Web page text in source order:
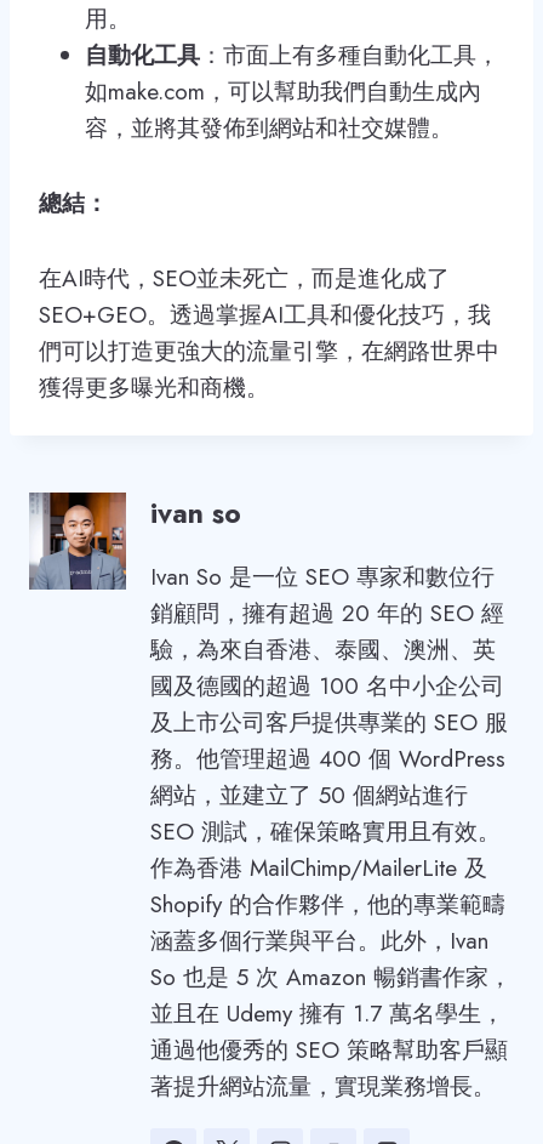
用。
自動化工具 ：市面上有多種自動化工具，
如make.com，可以幫助我們自動生成內
容，並將其發佈到網站和社交媒體。
總結：
在AI時代，SEO並未死亡，而是進化成了
SEO+GEO。透過掌握AI工具和優化技巧，我
們可以打造更強大的流量引擎，在網路世界中
獲得更多曝光和商機。
ivan so
Ivan So 是一位 SEO 專家和數位行
銷顧問，擁有超過 20 年的 SEO 經
驗，為來自香港、泰國、澳洲、英
國及德國的超過 100 名中小企公司
及上市公司客戶提供專業的 SEO 服
務。他管理超過 400 個 WordPress
網站，並建立了 50 個網站進行
SEO 測試，確保策略實用且有效。
作為香港 MailChimp/MailerLite 及
Shopify 的合作夥伴，他的專業範疇
涵蓋多個行業與平台。此外，Ivan
So 也是 5 次 Amazon 暢銷書作家，
並且在 Udemy 擁有 1.7 萬名學生，
通過他優秀的 SEO 策略幫助客戶顯
著提升網站流量，實現業務增長。